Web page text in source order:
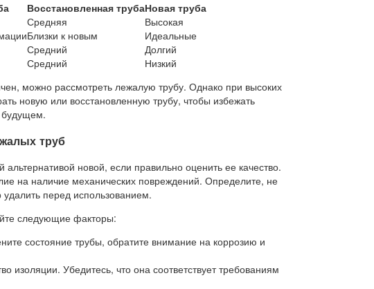
Восстановленная трубаНовая труба
Средняя
Высокая
Близки к новым
Идеальные
Средний
Долгий
Средний
Низкий
можно рассмотреть лежалую трубу. Однако при высоких
новую или восстановленную трубу, чтобы избежать
будущем.
труб
новой, если правильно оценить ее качество.
на наличие механических повреждений. Определите, не
перед использованием.
следующие факторы:
состояние трубы, обратите внимание на коррозию и
изоляции. Убедитесь, что она соответствует требованиям